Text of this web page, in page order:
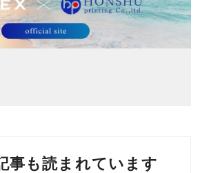
事も読まれています